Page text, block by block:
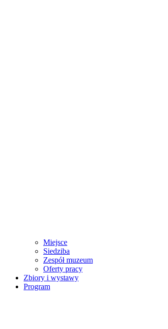
Miejsce
Siedziba
Zespół muzeum
Oferty pracy
Zbiory i wystawy
Program